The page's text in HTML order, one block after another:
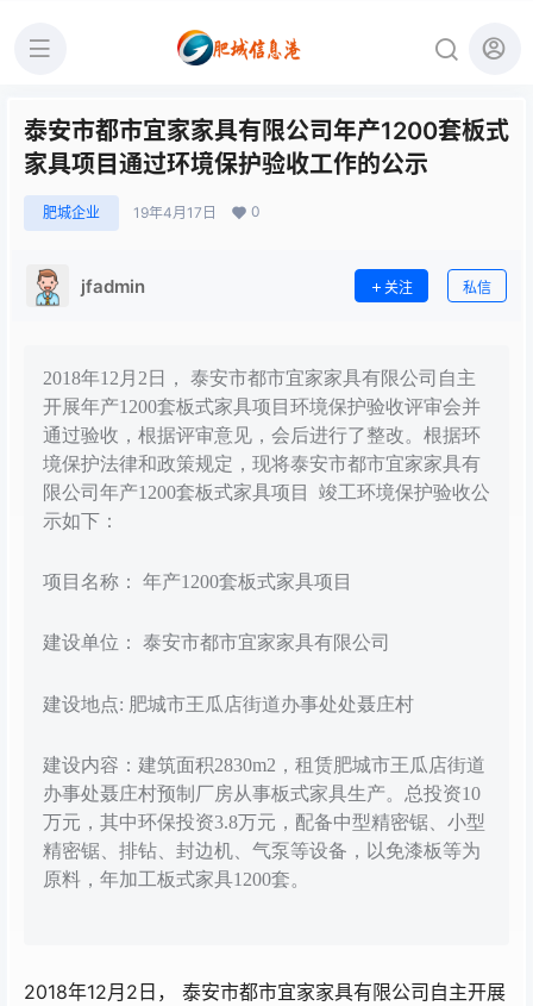
泰安市都市宜家家具有限公司年产1200套板式
家具项目通过环境保护验收工作的公示
肥城企业 19年4月17日 0
jfadmin 关注 私信
2018年12月2日， 泰安市都市宜家家具有限公司自主
开展年产1200套板式家具项目环境保护验收评审会并
通过验收，根据评审意见，会后进行了整改。根据环
境保护法律和政策规定，现将泰安市都市宜家家具有
限公司年产1200套板式家具项目 竣工环境保护验收公
示如下：
项目名称： 年产1200套板式家具项目
建设单位： 泰安市都市宜家家具有限公司
建设地点: 肥城市王瓜店街道办事处处聂庄村
建设内容：建筑面积2830m2，租赁肥城市王瓜店街道
办事处聂庄村预制厂房从事板式家具生产。总投资10
万元，其中环保投资3.8万元，配备中型精密锯、小型
精密锯、排钻、封边机、气泵等设备，以免漆板等为
原料，年加工板式家具1200套。
2018年12月2日， 泰安市都市宜家家具有限公司自主开展